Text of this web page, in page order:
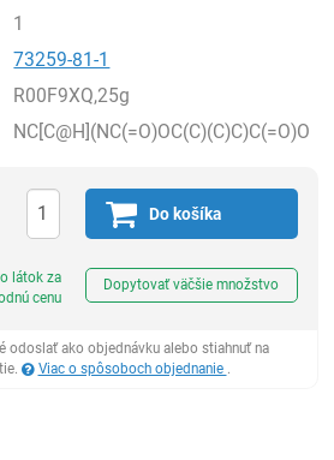
1
73259-81-1
R00F9XQ,25g
NC[C@H](NC(=O)OC(C)(C)C)C(=O)O
Do košíka
látok za
cenu
Dopytovať väčšie množstvo
odoslať ako objednávku alebo stiahnuť na
Viac o spôsoboch objednanie .